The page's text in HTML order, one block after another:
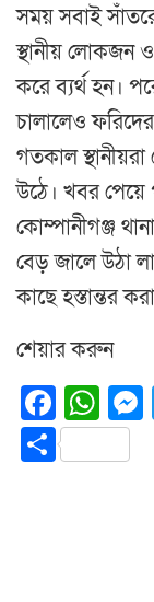
সময় সবাই
স্থানীয় লোকজন
করে ব্যর্থ হন।
চালালেও
গতকাল
উঠে। খবর পেয়ে
কোম্পানীগঞ্জ
বেড় জালে উঠা
কাছে হস্তান্তর
শেয়ার করুন
Share